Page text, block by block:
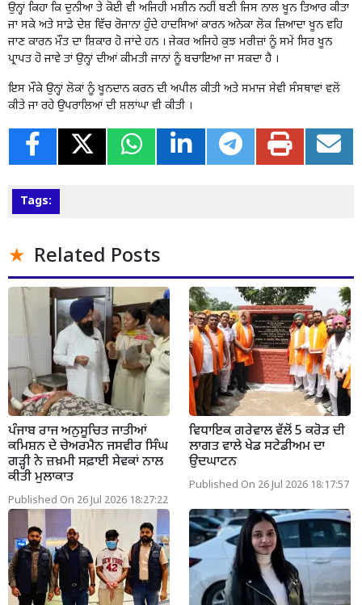
ਉਨ੍ਹਾਂ ਕਿਹਾ ਕਿ ਦੁਨੀਆ ਤੇ ਕੋਈ ਵੀ ਅਜਿਹੀ ਮਸ਼ੀਨ ਨਹੀਂ ਬਣੀ ਜਿਸ ਨਾਲ ਖੂਨ ਤਿਆਰ ਕੀਤਾ
ਜਾ ਸਕੇ ਅਤੇ ਸਾਡੇ ਦੇਸ਼ ਵਿੱਚ ਰੋਜਾਨਾ ਹੁੰਦੇ ਹਾਦਸਿਆਂ ਕਾਰਨ ਅਨੇਕਾ ਲੋਕ ਜ਼ਿਆਦਾ ਖੂਨ ਵਹਿ
ਜਾਣ ਕਾਰਨ ਮੌਤ ਦਾ ਸ਼ਿਕਾਰ ਹੋ ਜਾਂਦੇ ਹਨ । ਜੇਕਰ ਅਜਿਹੇ ਕੁਝ ਮਰੀਜ਼ਾਂ ਨੂੰ ਸਮੇਂ ਸਿਰ ਖੂਨ
ਪ੍ਰਾਪਤ ਹੋ ਜਾਵੇ ਤਾਂ ਉਨ੍ਹਾਂ ਦੀਆਂ ਕੀਮਤੀ ਜਾਨਾਂ ਨੂੰ ਬਚਾਇਆ ਜਾ ਸਕਦਾ ਹੈ ।
ਇਸ ਮੌਕੇ ਉਨ੍ਹਾਂ ਲੋਕਾਂ ਨੂੰ ਖੂਨਦਾਨ ਕਰਨ ਦੀ ਅਪੀਲ ਕੀਤੀ ਅਤੇ ਸਮਾਜ ਸੇਵੀ ਸੰਸਥਾਵਾਂ ਵਲੋਂ
ਕੀਤੇ ਜਾ ਰਹੇ ਉਪਰਾਲਿਆਂ ਦੀ ਸ਼ਲਾਂਘਾ ਵੀ ਕੀਤੀ ।
Tags:
Related Posts
ਪੰਜਾਬ ਰਾਜ ਅਨੁਸੂਚਿਤ ਜਾਤੀਆਂ
ਕਮਿਸ਼ਨ ਦੇ ਚੇਅਰਮੈਨ ਜਸਵੀਰ ਸਿੰਘ
ਗੜ੍ਹੀ ਨੇ ਜ਼ਖ਼ਮੀ ਸਫ਼ਾਈ ਸੇਵਕਾਂ ਨਾਲ
ਕੀਤੀ ਮੁਲਾਕਾਤ
Published On 26 Jul 2026 18:27:22
ਵਿਧਾਇਕ ਗਰੇਵਾਲ ਵੱਲੋਂ 5 ਕਰੋੜ ਦੀ
ਲਾਗਤ ਵਾਲੇ ਖੇਡ ਸਟੇਡੀਅਮ ਦਾ
ਉਦਘਾਟਨ
Published On 26 Jul 2026 18:17:57